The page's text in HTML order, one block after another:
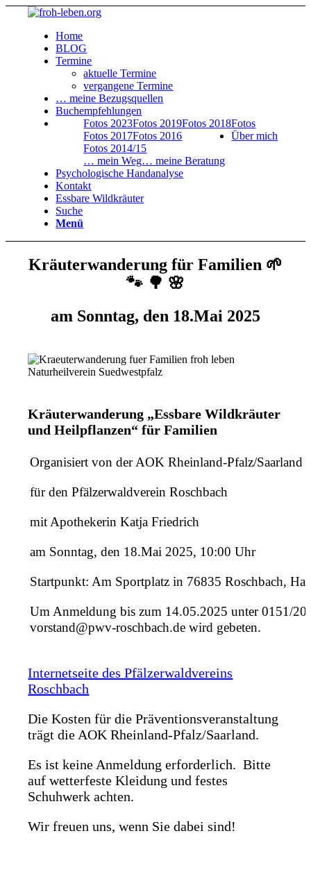
Home
BLOG
Termine
aktuelle Termine
vergangene Termine
… meine Bezugsquellen
Buchempfehlungen
Fotos
Fotos 2023Fotos 2019Fotos 2018
Fotos 2017Fotos 2016
Fotos 2014/15
Über mich
… mein Weg… meine Beratung
Psychologische Handanalyse
Kontakt
Essbare Wildkräuter
Suche
Menü
Kräuterwanderung für Familien 🌱
🐾 🌳 🌸
am Sonntag, den 18.Mai 2025
Kräuterwanderung „Essbare Wildkräuter
und Heilpflanzen“ für Familien
Organisiert von der AOK Rheinland-Pfalz/Saarland
für den Pfälzerwaldverein Roschbach
mit Apothekerin Katja Friedrich
am Sonntag, den 18.Mai 2025, 10:00 Uhr
Startpunkt: Am Sportplatz in 76835 Roschbach,
Um Anmeldung bis zum 14.05.2025 unter 0151/
vorstand@pwv-roschbach.de wird gebeten.
Internetseite des Pfälzerwaldvereins
Roschbach
Die Kosten für die Präventionsveranstaltung
trägt die AOK Rheinland-Pfalz/Saarland.
Es ist keine Anmeldung erforderlich. Bitte
auf wetterfeste Kleidung und festes
Schuhwerk achten.
Wir freuen uns, wenn Sie dabei sind!